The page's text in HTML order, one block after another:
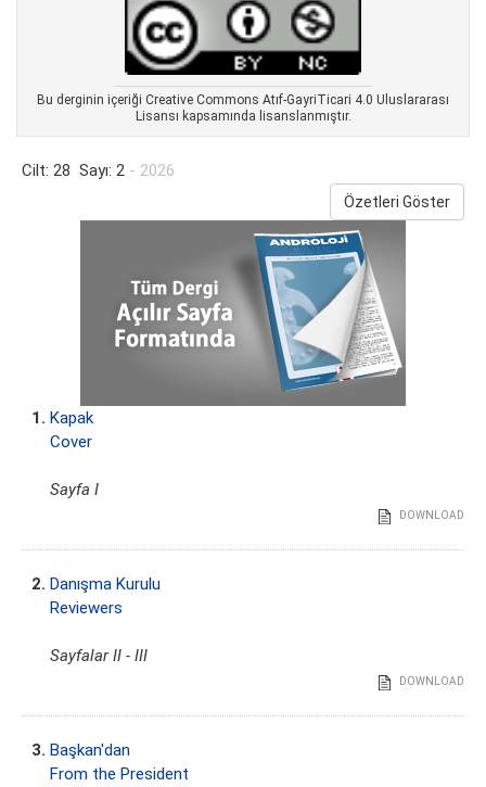
Bu derginin içeriği Creative Commons Atıf-GayriTicari 4.0 Uluslararası
Lisansı kapsamında lisanslanmıştır.
Cilt: 28 Sayı: 2 - 2026
Özetleri Göster
1. Kapak
Cover
Sayfa I
DOWNLOAD
2. Danışma Kurulu
Reviewers
Sayfalar II - III
DOWNLOAD
3. Başkan'dan
From the President